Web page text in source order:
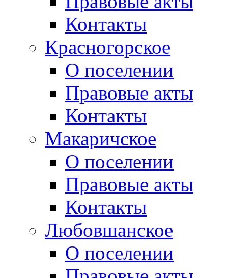
Контакты
Красногорское
О поселении
Правовые акты
Контакты
Макаричское
О поселении
Правовые акты
Контакты
Любовшанское
О поселении